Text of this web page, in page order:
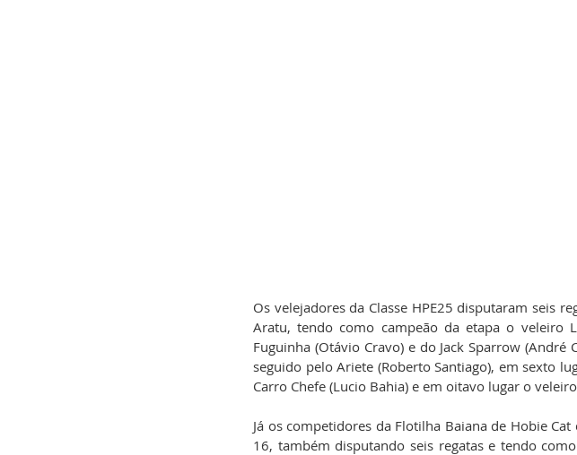
Os velejadores da Classe HPE25 disputaram seis
Aratu, tendo como campeão da etapa o veleiro
Fuguinha (Otávio Cravo) e do Jack Sparrow
seguido pelo Ariete (Roberto Santiago), em sexto
Carro Chefe (Lucio Bahia) e em oitavo lugar o
Já os competidores da Flotilha Baiana de Hobie
16, também disputando seis regatas e tendo